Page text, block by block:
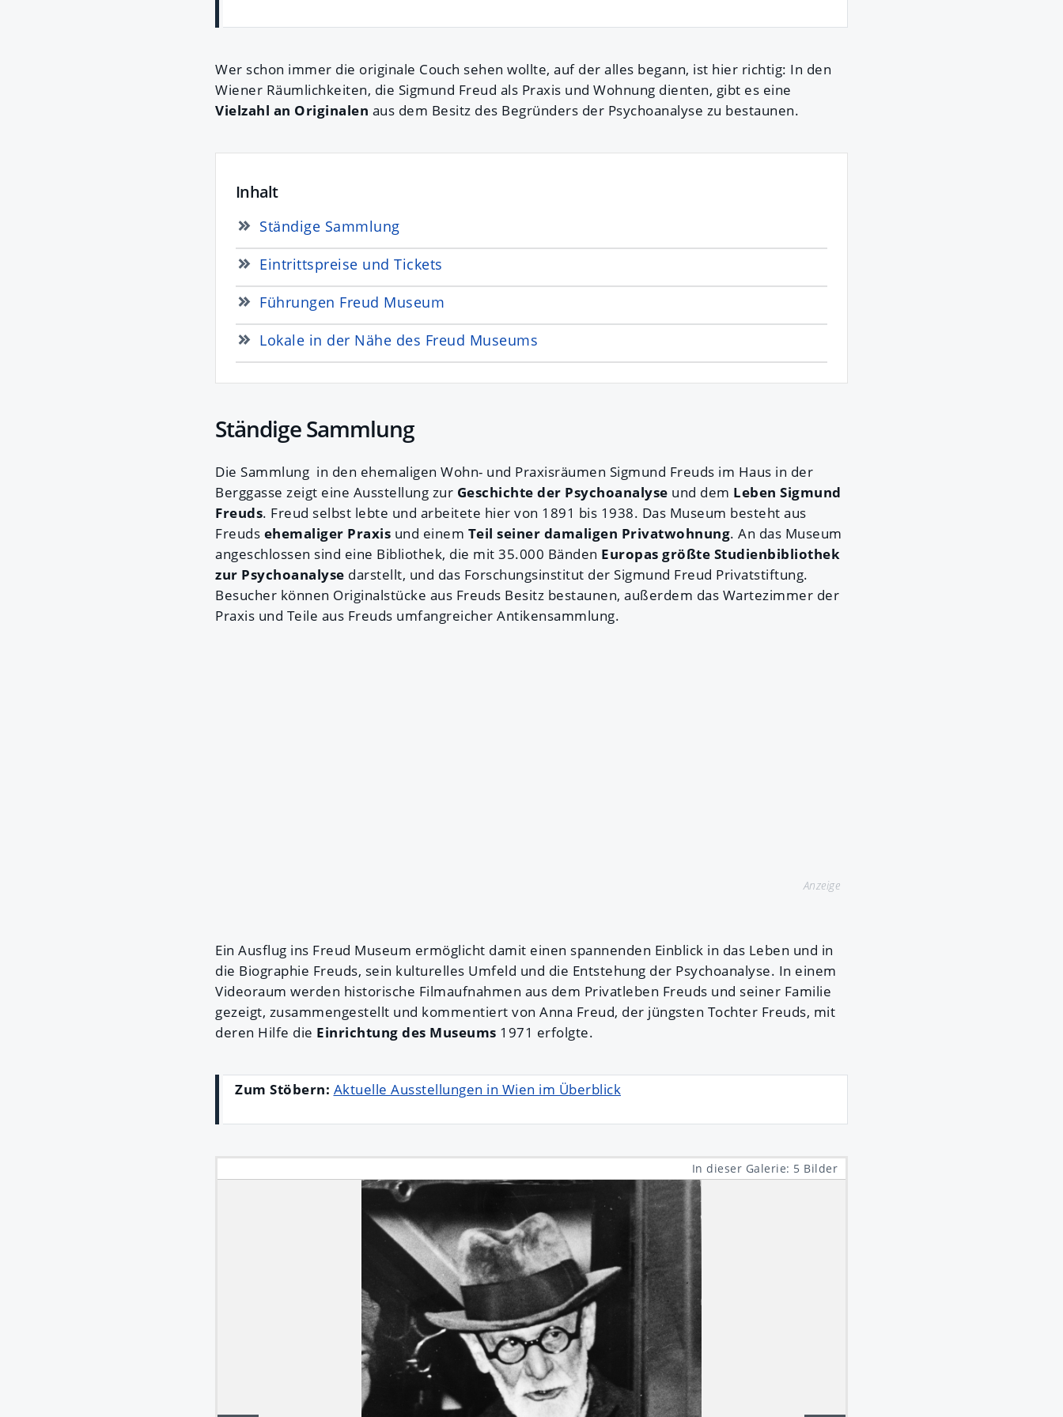
Wer schon immer die originale Couch sehen wollte, auf der alles begann, ist hier richtig: In den
Wiener Räumlichkeiten, die Sigmund Freud als Praxis und Wohnung dienten, gibt es eine
Vielzahl an Originalen aus dem Besitz des Begründers der Psychoanalyse zu bestaunen.
Inhalt
Ständige Sammlung
Eintrittspreise und Tickets
Führungen Freud Museum
Lokale in der Nähe des Freud Museums
Ständige Sammlung
Die Sammlung in den ehemaligen Wohn- und Praxisräumen Sigmund Freuds im Haus in der
Berggasse zeigt eine Ausstellung zur Geschichte der Psychoanalyse und dem Leben Sigmund
Freuds. Freud selbst lebte und arbeitete hier von 1891 bis 1938. Das Museum besteht aus
Freuds ehemaliger Praxis und einem Teil seiner damaligen Privatwohnung. An das Museum
angeschlossen sind eine Bibliothek, die mit 35.000 Bänden Europas größte Studienbibliothek
zur Psychoanalyse darstellt, und das Forschungsinstitut der Sigmund Freud Privatstiftung.
Besucher können Originalstücke aus Freuds Besitz bestaunen, außerdem das Wartezimmer der
Praxis und Teile aus Freuds umfangreicher Antikensammlung.
Anzeige
Ein Ausflug ins Freud Museum ermöglicht damit einen spannenden Einblick in das Leben und in
die Biographie Freuds, sein kulturelles Umfeld und die Entstehung der Psychoanalyse. In einem
Videoraum werden historische Filmaufnahmen aus dem Privatleben Freuds und seiner Familie
gezeigt, zusammengestellt und kommentiert von Anna Freud, der jüngsten Tochter Freuds, mit
deren Hilfe die Einrichtung des Museums 1971 erfolgte.
Zum Stöbern: Aktuelle Ausstellungen in Wien im Überblick
In dieser Galerie: 5 Bilder